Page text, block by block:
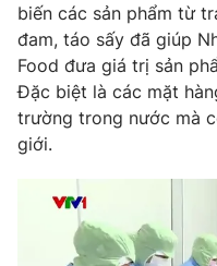
biến các sản phẩm từ
đam, táo sấy đã giúp
Food đưa giá trị sản
Đặc biệt là các mặt
trường trong nước mà
giới.